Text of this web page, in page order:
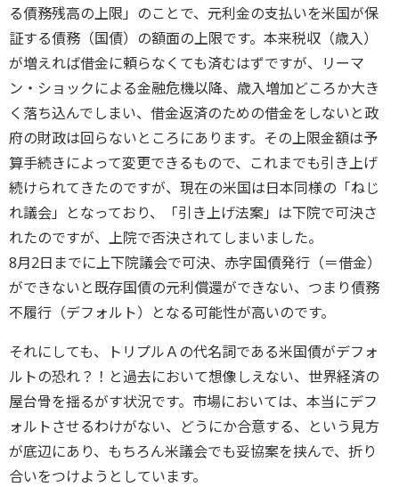
る債務残高の上限」のことで、元利金の支払いを米国が保
証する債務（国債）の額面の上限です。本来税収（歳入）
が増えれば借金に頼らなくても済むはずですが、リーマ
ン・ショックによる金融危機以降、歳入増加どころか大き
く落ち込んでしまい、借金返済のための借金をしないと政
府の財政は回らないところにあります。その上限金額は予
算手続きによって変更できるもので、これまでも引き上げ
続けられてきたのですが、現在の米国は日本同様の「ねじ
れ議会」となっており、「引き上げ法案」は下院で可決さ
れたのですが、上院で否決されてしまいました。
8月2日までに上下院議会で可決、赤字国債発行（＝借金）
ができないと既存国債の元利償還ができない、つまり債務
不履行（デフォルト）となる可能性が高いのです。
それにしても、トリプルＡの代名詞である米国債がデフォ
ルトの恐れ？！と過去において想像しえない、世界経済の
屋台骨を揺るがす状況です。市場においては、本当にデフ
ォルトさせるわけがない、どうにか合意する、という見方
が底辺にあり、もちろん米議会でも妥協案を挟んで、折り
合いをつけようとしています。